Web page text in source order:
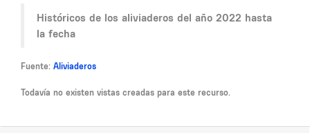
Históricos de los aliviaderos del año 2022 hasta
la fecha
Fuente: Aliviaderos
Todavía no existen vistas creadas para este recurso.